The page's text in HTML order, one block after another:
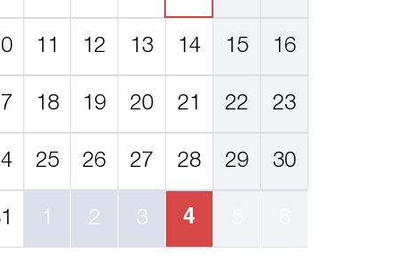
11 12 13 14 15 16
18 19 20 21 22 23
25 26 27 28 29 30
1 2 3 4